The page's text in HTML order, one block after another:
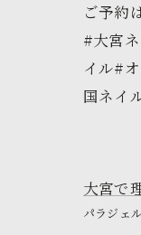
ご予約
#大宮
イル#
国ネイ
大宮で
パラジェル